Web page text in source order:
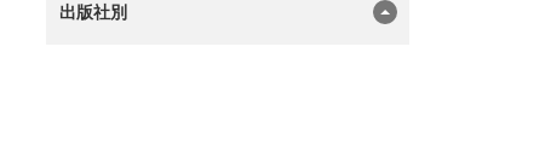
出版社別